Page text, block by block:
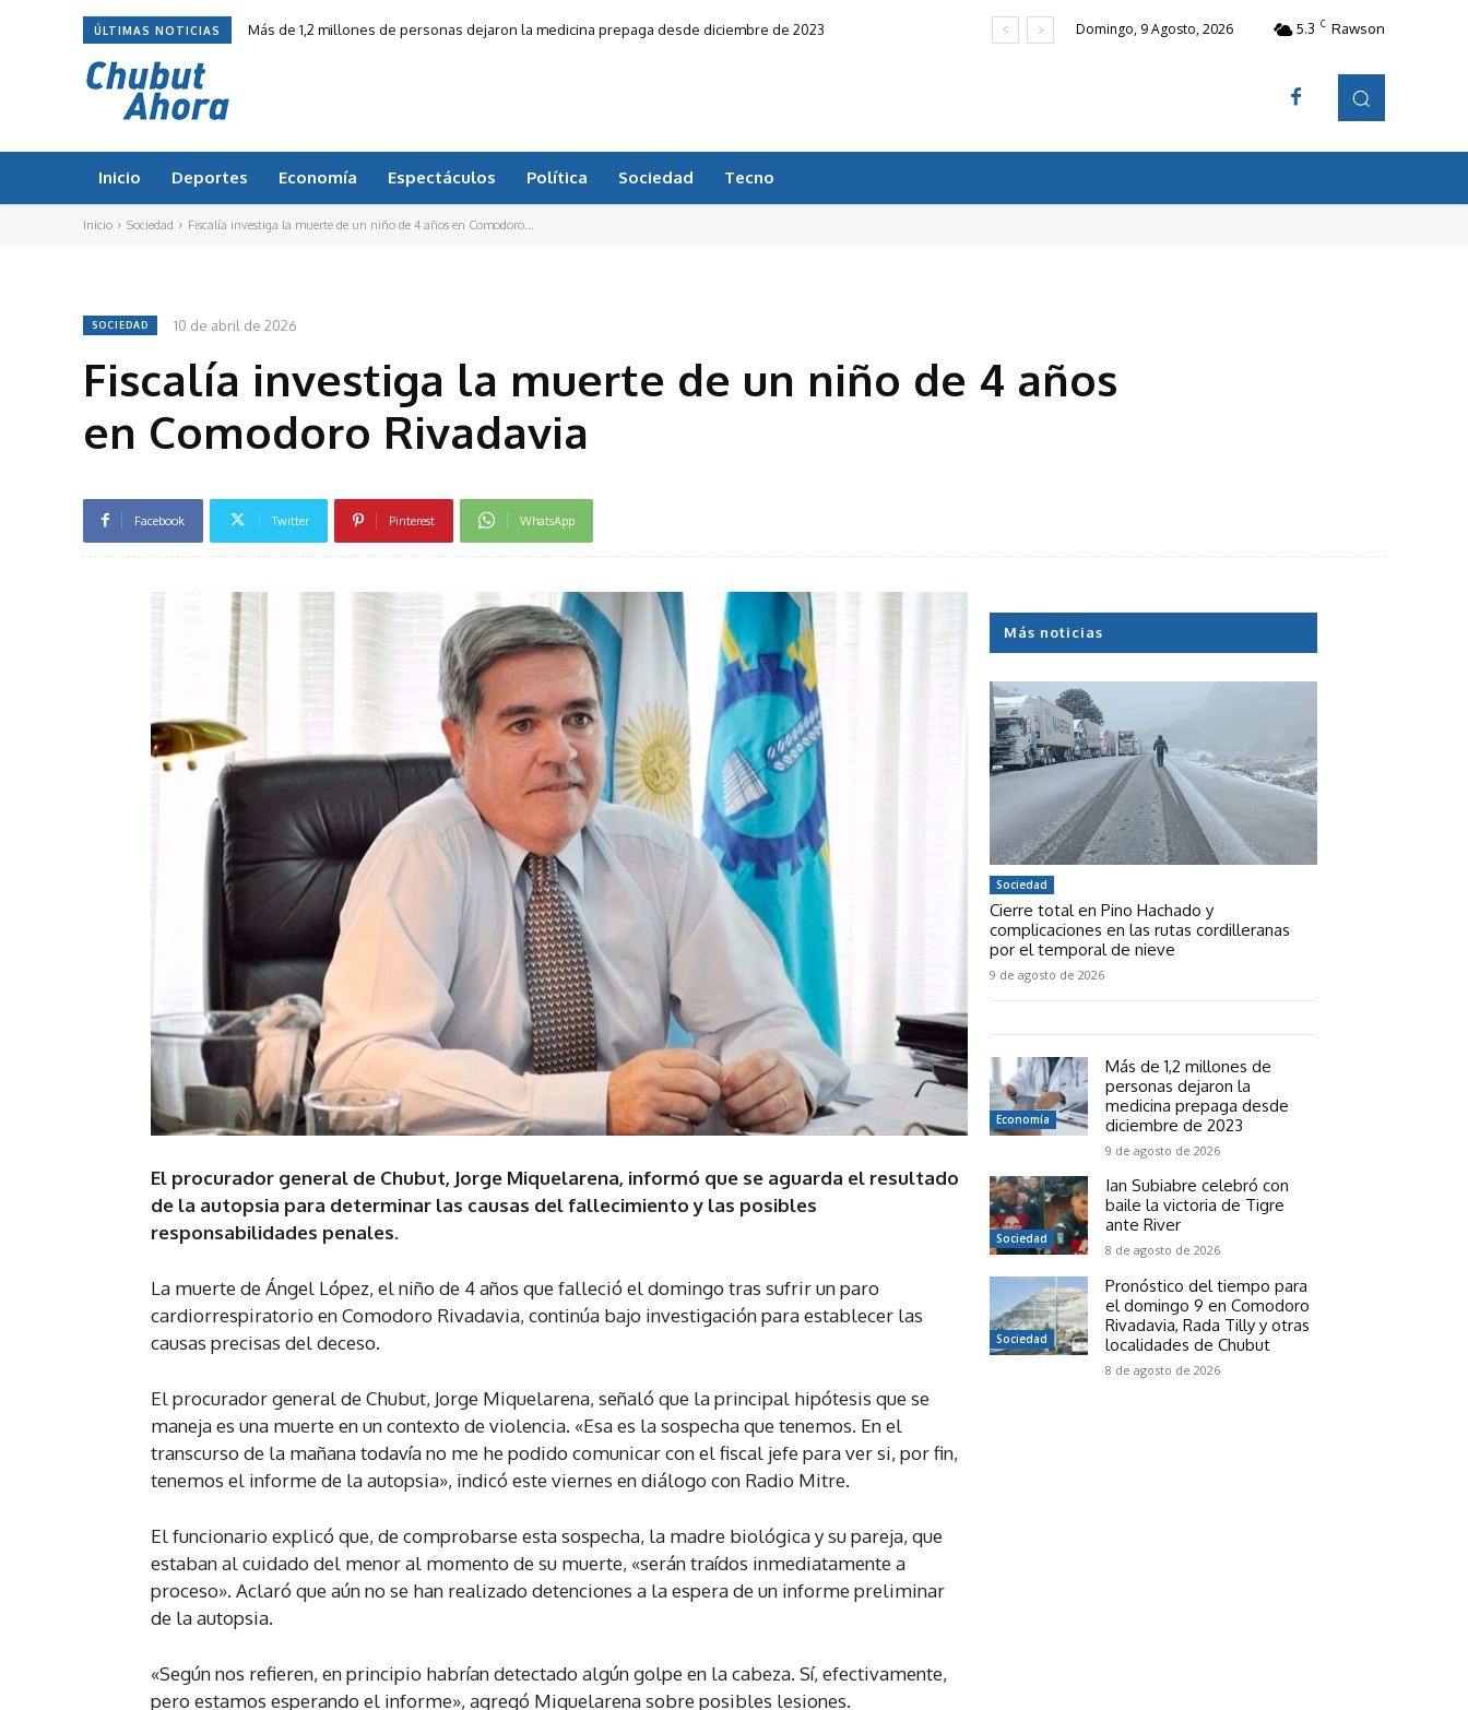
ÚLTIMAS NOTICIAS Más de 1,2 millones de personas dejaron la medicina prepaga desde diciembre de 2023 Domingo, 9 Agosto, 2026 5.3 C Rawson
Inicio Deportes Economía Espectáculos Política Sociedad Tecno
Inicio Sociedad Fiscalía investiga la muerte de un niño de 4 años en Comodoro...
SOCIEDAD 10 de abril de 2026
Fiscalía investiga la muerte de un niño de 4 años
en Comodoro Rivadavia
Facebook Twitter Pinterest WhatsApp
El procurador general de Chubut, Jorge Miquelarena, informó que se aguarda el resultado
de la autopsia para determinar las causas del fallecimiento y las posibles
responsabilidades penales.
La muerte de Ángel López, el niño de 4 años que falleció el domingo tras sufrir un paro
cardiorrespiratorio en Comodoro Rivadavia, continúa bajo investigación para establecer las
causas precisas del deceso.
El procurador general de Chubut, Jorge Miquelarena, señaló que la principal hipótesis que se
maneja es una muerte en un contexto de violencia. «Esa es la sospecha que tenemos. En el
transcurso de la mañana todavía no me he podido comunicar con el fiscal jefe para ver si, por fin,
tenemos el informe de la autopsia», indicó este viernes en diálogo con Radio Mitre.
El funcionario explicó que, de comprobarse esta sospecha, la madre biológica y su pareja, que
estaban al cuidado del menor al momento de su muerte, «serán traídos inmediatamente a
proceso». Aclaró que aún no se han realizado detenciones a la espera de un informe preliminar
de la autopsia.
«Según nos refieren, en principio habrían detectado algún golpe en la cabeza. Sí, efectivamente,
pero estamos esperando el informe», agregó Miquelarena sobre posibles lesiones.
Más noticias
Sociedad
Cierre total en Pino Hachado y
complicaciones en las rutas cordilleranas
por el temporal de nieve
9 de agosto de 2026
Economía
Más de 1,2 millones de
personas dejaron la
medicina prepaga desde
diciembre de 2023
9 de agosto de 2026
Sociedad
Ian Subiabre celebró con
baile la victoria de Tigre
ante River
8 de agosto de 2026
Sociedad
Pronóstico del tiempo para
el domingo 9 en Comodoro
Rivadavia, Rada Tilly y otras
localidades de Chubut
8 de agosto de 2026